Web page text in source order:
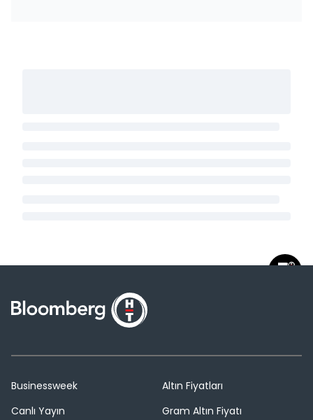
Businessweek
Canlı Yayın
Altın Fiyatları
Gram Altın Fiyatı